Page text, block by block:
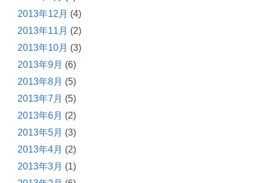
2013年12月 (4)
2013年11月 (2)
2013年10月 (3)
2013年9月 (6)
2013年8月 (5)
2013年7月 (5)
2013年6月 (2)
2013年5月 (3)
2013年4月 (2)
2013年3月 (1)